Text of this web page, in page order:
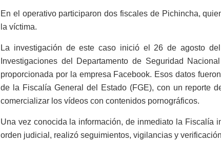
En el operativo participaron dos fiscales de Pichincha,
la víctima.
La investigación de este caso inició el 26 de agosto
Investigaciones del Departamento de Seguridad
proporcionada por la empresa Facebook. Esos datos
de la Fiscalía General del Estado (FGE), con un reporte
comercializar los vídeos con contenidos pornográficos.
Una vez conocida la información, de inmediato la Fiscalía
orden judicial, realizó seguimientos, vigilancias y